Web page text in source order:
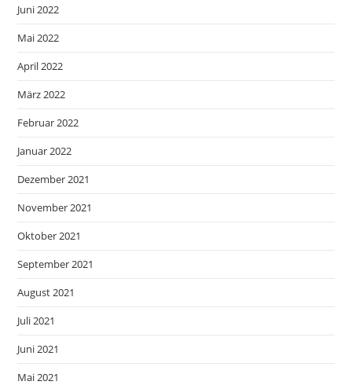
Juni 2022
Mai 2022
April 2022
März 2022
Februar 2022
Januar 2022
Dezember 2021
November 2021
Oktober 2021
September 2021
August 2021
Juli 2021
Juni 2021
Mai 2021